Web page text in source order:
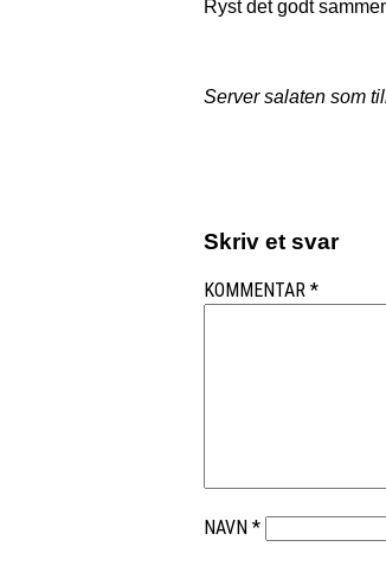
Ryst det godt
Server salaten som
Skriv et svar
KOMMENTAR *
NAVN *